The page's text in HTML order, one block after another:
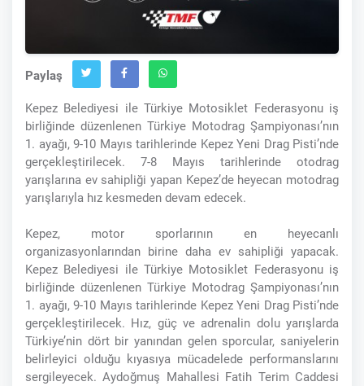
Paylaş
Kepez Belediyesi ile Türkiye Motosiklet Federasyonu iş
birliğinde düzenlenen Türkiye Motodrag Şampiyonası’nın
1. ayağı, 9-10 Mayıs tarihlerinde Kepez Yeni Drag Pisti’nde
gerçekleştirilecek. 7-8 Mayıs tarihlerinde otodrag
yarışlarına ev sahipliği yapan Kepez’de heyecan motodrag
yarışlarıyla hız kesmeden devam edecek.
Kepez, motor sporlarının en heyecanlı
organizasyonlarından birine daha ev sahipliği yapacak.
Kepez Belediyesi ile Türkiye Motosiklet Federasyonu iş
birliğinde düzenlenen Türkiye Motodrag Şampiyonası’nın
1. ayağı, 9-10 Mayıs tarihlerinde Kepez Yeni Drag Pisti’nde
gerçekleştirilecek. Hız, güç ve adrenalin dolu yarışlarda
Türkiye’nin dört bir yanından gelen sporcular, saniyelerin
belirleyici olduğu kıyasıya mücadelede performanslarını
sergileyecek. Aydoğmuş Mahallesi Fatih Terim Caddesi